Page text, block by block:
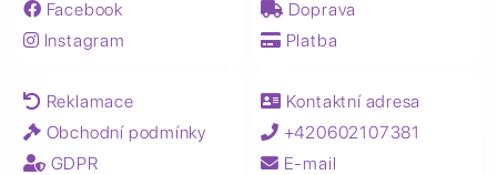
Facebook
Instagram
Doprava
Platba
Reklamace
Obchodní podmínky
GDPR
Kontaktní adresa
+420602107381
E-mail